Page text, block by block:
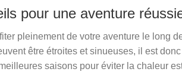
pour une aventure
pleinement de votre aventure le long
être étroites et sinueuses, il est
saisons pour éviter la chaleur